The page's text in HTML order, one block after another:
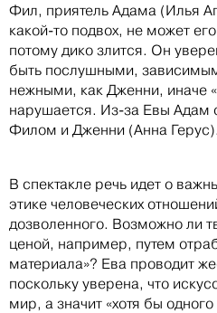
Фил, приятель Адама (Илья
какой-то подвох, не может
потому дико злится. Он
быть послушными,
нежными, как Дженни, иначе
нарушается. Из-за Евы Адам
Филом и Дженни (Анна Герус).
В спектакле речь идет о
этике человеческих
дозволенного. Возможно ли
ценой, например, путем
материала»? Ева проводит
поскольку уверена, что
мир, а значит «хотя бы одного